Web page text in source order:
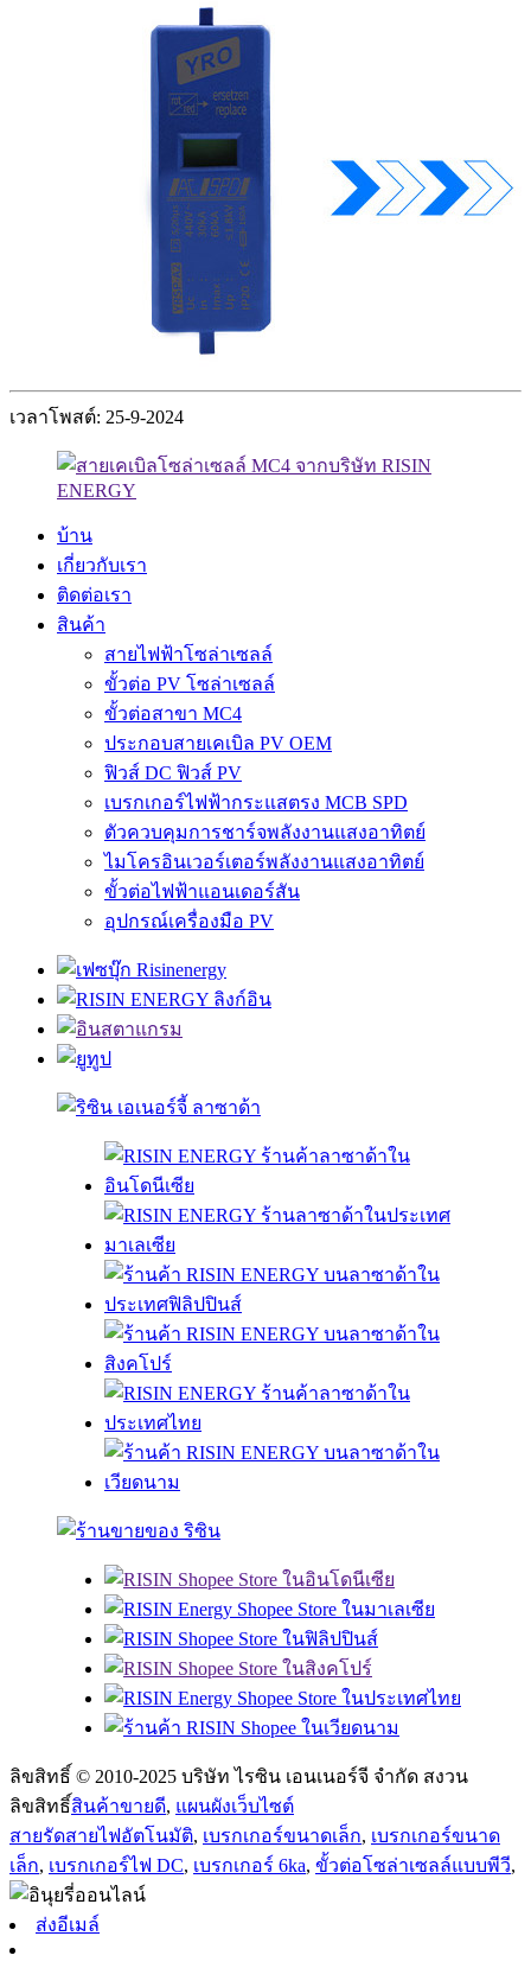
เวลาโพสต์: 25-9-2024
บ้าน
เกี่ยวกับเรา
ติดต่อเรา
สินค้า
สายไฟฟ้าโซล่าเซลล์
ขั้วต่อ PV โซล่าเซลล์
ขั้วต่อสาขา MC4
ประกอบสายเคเบิล PV OEM
ฟิวส์ DC ฟิวส์ PV
เบรกเกอร์ไฟฟ้ากระแสตรง MCB SPD
ตัวควบคุมการชาร์จพลังงานแสงอาทิตย์
ไมโครอินเวอร์เตอร์พลังงานแสงอาทิตย์
ขั้วต่อไฟฟ้าแอนเดอร์สัน
อุปกรณ์เครื่องมือ PV
ลิขสิทธิ์ © 2010-2025 บริษัท ไรซิน เอนเนอร์จี จำกัด สงวน
ลิขสิทธิ์สินค้าขายดี, แผนผังเว็บไซต์
สายรัดสายไฟอัตโนมัติ, เบรกเกอร์ขนาดเล็ก, เบรกเกอร์ขนาด
เล็ก, เบรกเกอร์ไฟ DC, เบรกเกอร์ 6ka, ขั้วต่อโซล่าเซลล์แบบพีวี,
ส่งอีเมล์